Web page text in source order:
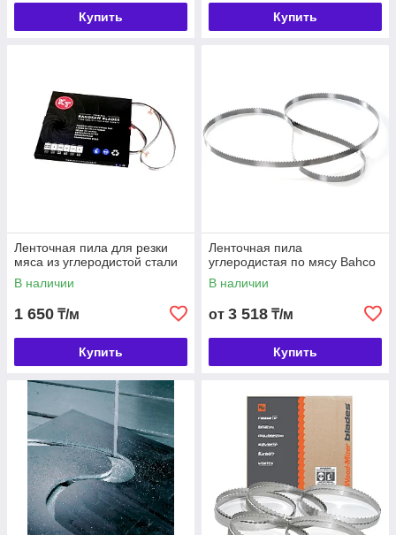
Купить Купить
Ленточная пила для резки
мяса из углеродистой стали
В наличии
1 650 ₸/м
Купить
Ленточная пила
углеродистая по мясу Bahco
В наличии
от 3 518 ₸/м
Купить